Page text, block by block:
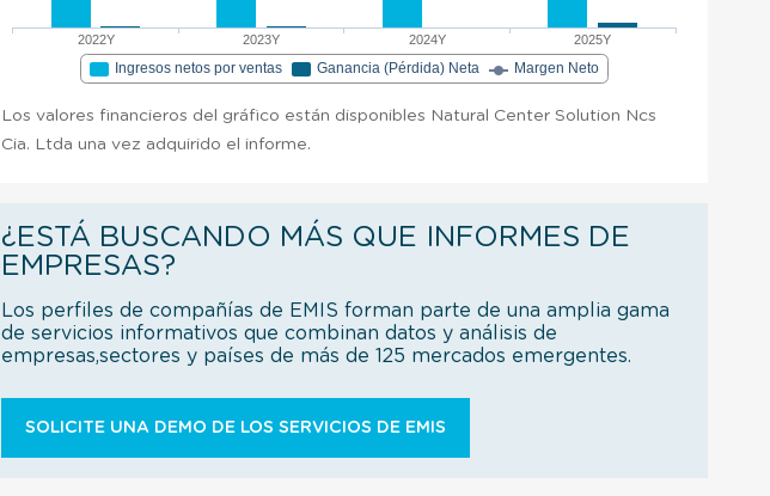
2022Y 2023Y 2024Y 2025Y
Ingresos netos por ventas Ganancia (Pérdida) Neta Margen Neto
Los valores financieros del gráfico están disponibles Natural Center Solution Ncs
Cia. Ltda una vez adquirido el informe.
¿ESTÁ BUSCANDO MÁS QUE INFORMES DE
EMPRESAS?
Los perfiles de compañías de EMIS forman parte de una amplia gama
de servicios informativos que combinan datos y análisis de
empresas,sectores y países de más de 125 mercados emergentes.
SOLICITE UNA DEMO DE LOS SERVICIOS DE EMIS